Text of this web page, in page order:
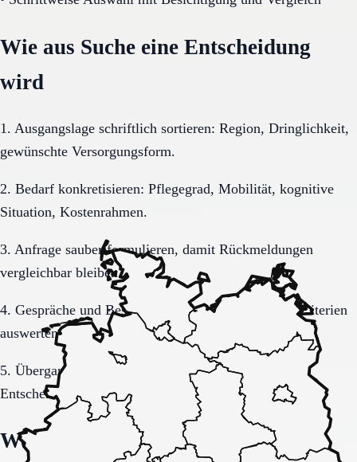
Wie aus Suche eine Entscheidung
wird
1. Ausgangslage schriftlich sortieren: Region, Dringlichkeit,
gewünschte Versorgungsform.
2. Bedarf konkretisieren: Pflegegrad, Mobilität, kognitive
Situation, Kostenrahmen.
3. Anfrage sauber formulieren, damit Rückmeldungen
vergleichbar bleiben.
4. Gespräche und Besichtigungen mit festen Muss-Kriterien
auswerten.
5. Übergang, Kommunikation und Kosten vor der
Entscheidung vollständig klären.
Welche Fragen den Unterschied